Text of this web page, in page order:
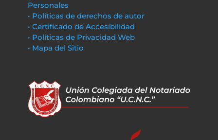
Personales
• Políticas de derechos de autor
• Certificado de Accesibilidad
• Políticas de Privacidad Web
• Mapa del Sitio